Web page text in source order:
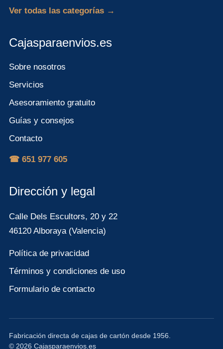
Ver todas las categorías →
Cajasparaenvios.es
Sobre nosotros
Servicios
Asesoramiento gratuito
Guías y consejos
Contacto
☎ 651 977 605
Dirección y legal
Calle Dels Escultors, 20 y 22
46120 Alboraya (Valencia)
Política de privacidad
Términos y condiciones de uso
Formulario de contacto
Fabricación directa de cajas de cartón desde 1956.
© 2026 Cajasparaenvios.es